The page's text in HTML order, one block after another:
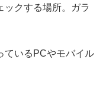
ックする場所。ガラ
ているPCやモバイル